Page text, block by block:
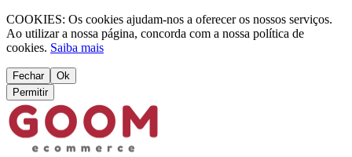
COOKIES: Os cookies ajudam-nos a oferecer os nossos serviços.
Ao utilizar a nossa página, concorda com a nossa política de
cookies. Saiba mais
Fechar
Ok
Permitir